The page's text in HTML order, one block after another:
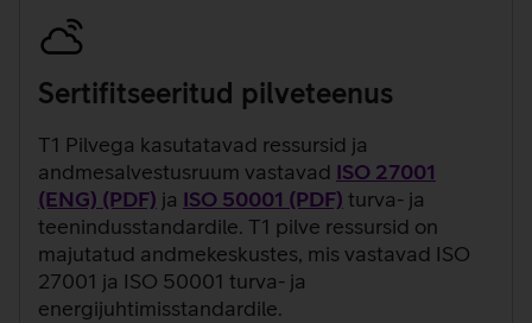
Sertifitseeritud pilveteenus
T1 Pilvega kasutatavad ressursid ja
andmesalvestusruum vastavad ISO 27001
(ENG) (PDF) ja ISO 50001 (PDF) turva- ja
teenindusstandardile. T1 pilve ressursid on
majutatud andmekeskustes, mis vastavad ISO
27001 ja ISO 50001 turva- ja
energijuhtimisstandardile.